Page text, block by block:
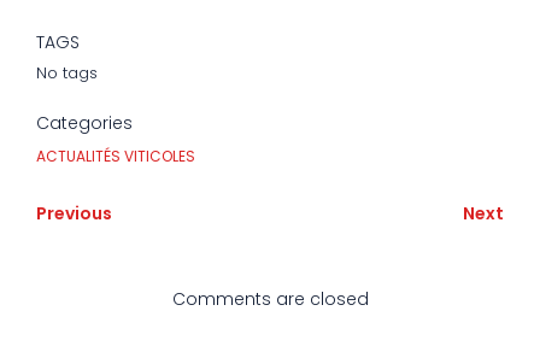
TAGS
No tags
Categories
ACTUALITÉS VITICOLES
Previous Next
Comments are closed